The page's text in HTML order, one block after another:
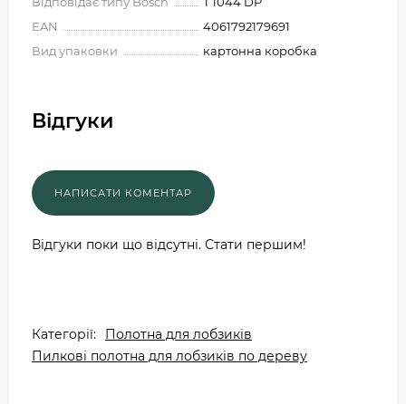
EAN
4061792179691
Вид упаковки
картонна коробка
Відгуки
Відгуки поки що відсутні. Стати першим!
Категорії:
Полотна для лобзиків
Пилкові полотна для лобзиків по дереву